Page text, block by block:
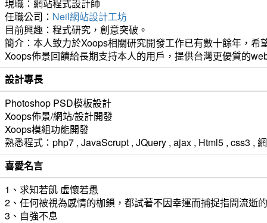
現職：網站程式設計師
任職公司： Neil網站設計工坊
目前興趣：程式研究，創意突破。
簡介：本人致力於Xoops相關研究開發工作已有數十餘年，
Xoops佈景回饋給長期支持本人的用戶，提供台灣更優質的
設計專長
Photoshop PSD模板設計
Xoops佈景/網站/設計開發
Xoops模組功能開發
熟悉程式：php7 , JavaScrupt , JQuery , ajax , Html5 , css3 ,
喜愛名言
1、求知若飢 虛懷若愚
2、任何被視為感情的枷鎖，都試著不因幸運而捕捉指間流逝
3、自強不息